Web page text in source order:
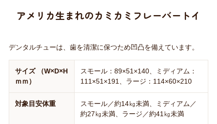
アメリカ生まれのカミカミフレーバートイ
デンタルチューは、歯を清潔に保つため凹凸を備えています。
サイズ （W×D×H
ｍｍ）
スモール：89×51×140、ミディアム：
111×51×191、ラージ：114×60×210
対象目安体重
スモール／約14㎏未満、ミディアム／
約27㎏未満、ラージ／約41㎏未満